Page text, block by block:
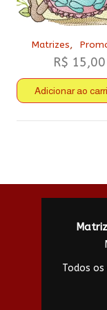
Matrizes,
R$ 15,00
Adicionar ao
Todos